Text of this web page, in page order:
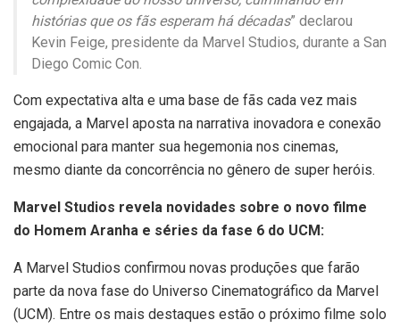
histórias que os fãs esperam há décadas” declarou
Kevin Feige, presidente da Marvel Studios, durante a San
Diego Comic Con.
Com expectativa alta e uma base de fãs cada vez mais
engajada, a Marvel aposta na narrativa inovadora e conexão
emocional para manter sua hegemonia nos cinemas,
mesmo diante da concorrência no gênero de super heróis.
Marvel Studios revela novidades sobre o novo filme
do Homem Aranha e séries da fase 6 do UCM:
A Marvel Studios confirmou novas produções que farão
parte da nova fase do Universo Cinematográfico da Marvel
(UCM). Entre os mais destaques estão o próximo filme solo